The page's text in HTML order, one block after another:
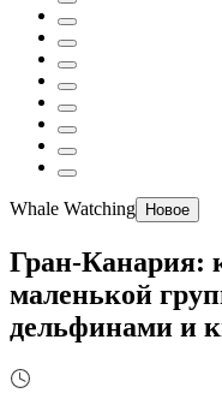
Whale Watching Новое
Гран-Канария:
маленькой
дельфинами и